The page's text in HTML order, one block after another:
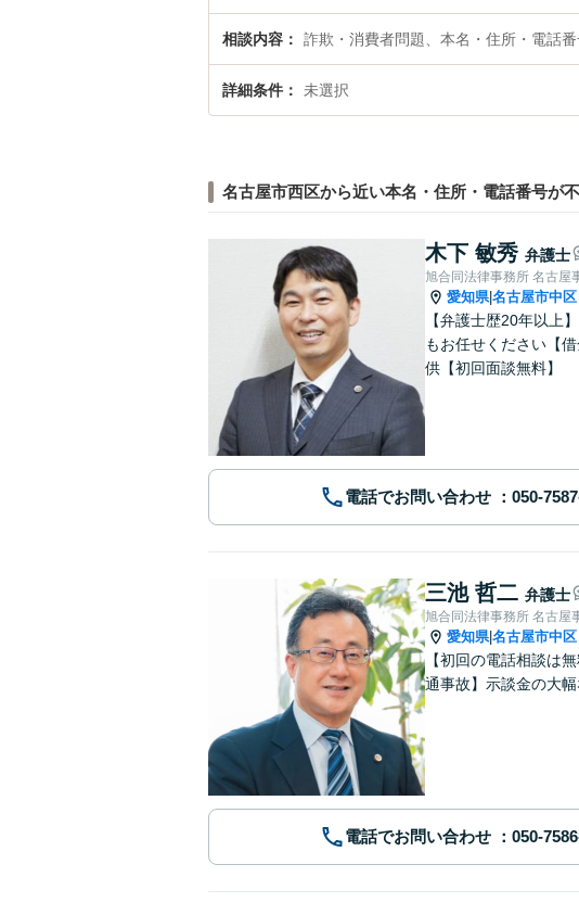
相談内容 詐欺・消費者問題、本名・住所・電話番
詳細条件 未選択
名古屋市西区から近い本名・住所・電話番号が
木下 敏秀 弁護士
旭合同法律事務所 名古屋
愛知県|名古屋市中区
【弁護士歴20年以上
もお任せください【
供【初回面談無料】
電話でお問い合わせ
三池 哲二 弁護士
旭合同法律事務所 名古屋
愛知県|名古屋市中区
【初回の電話相談は
通事故】示談金の大
電話でお問い合わせ